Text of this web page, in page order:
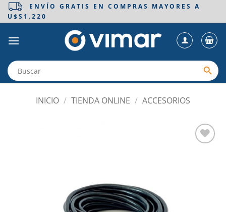
Saltar
ENVÍO GRATIS EN COMPRAS MAYORES A
U$S1.220
INICIO / TIENDA ONLINE / ACCESORIOS